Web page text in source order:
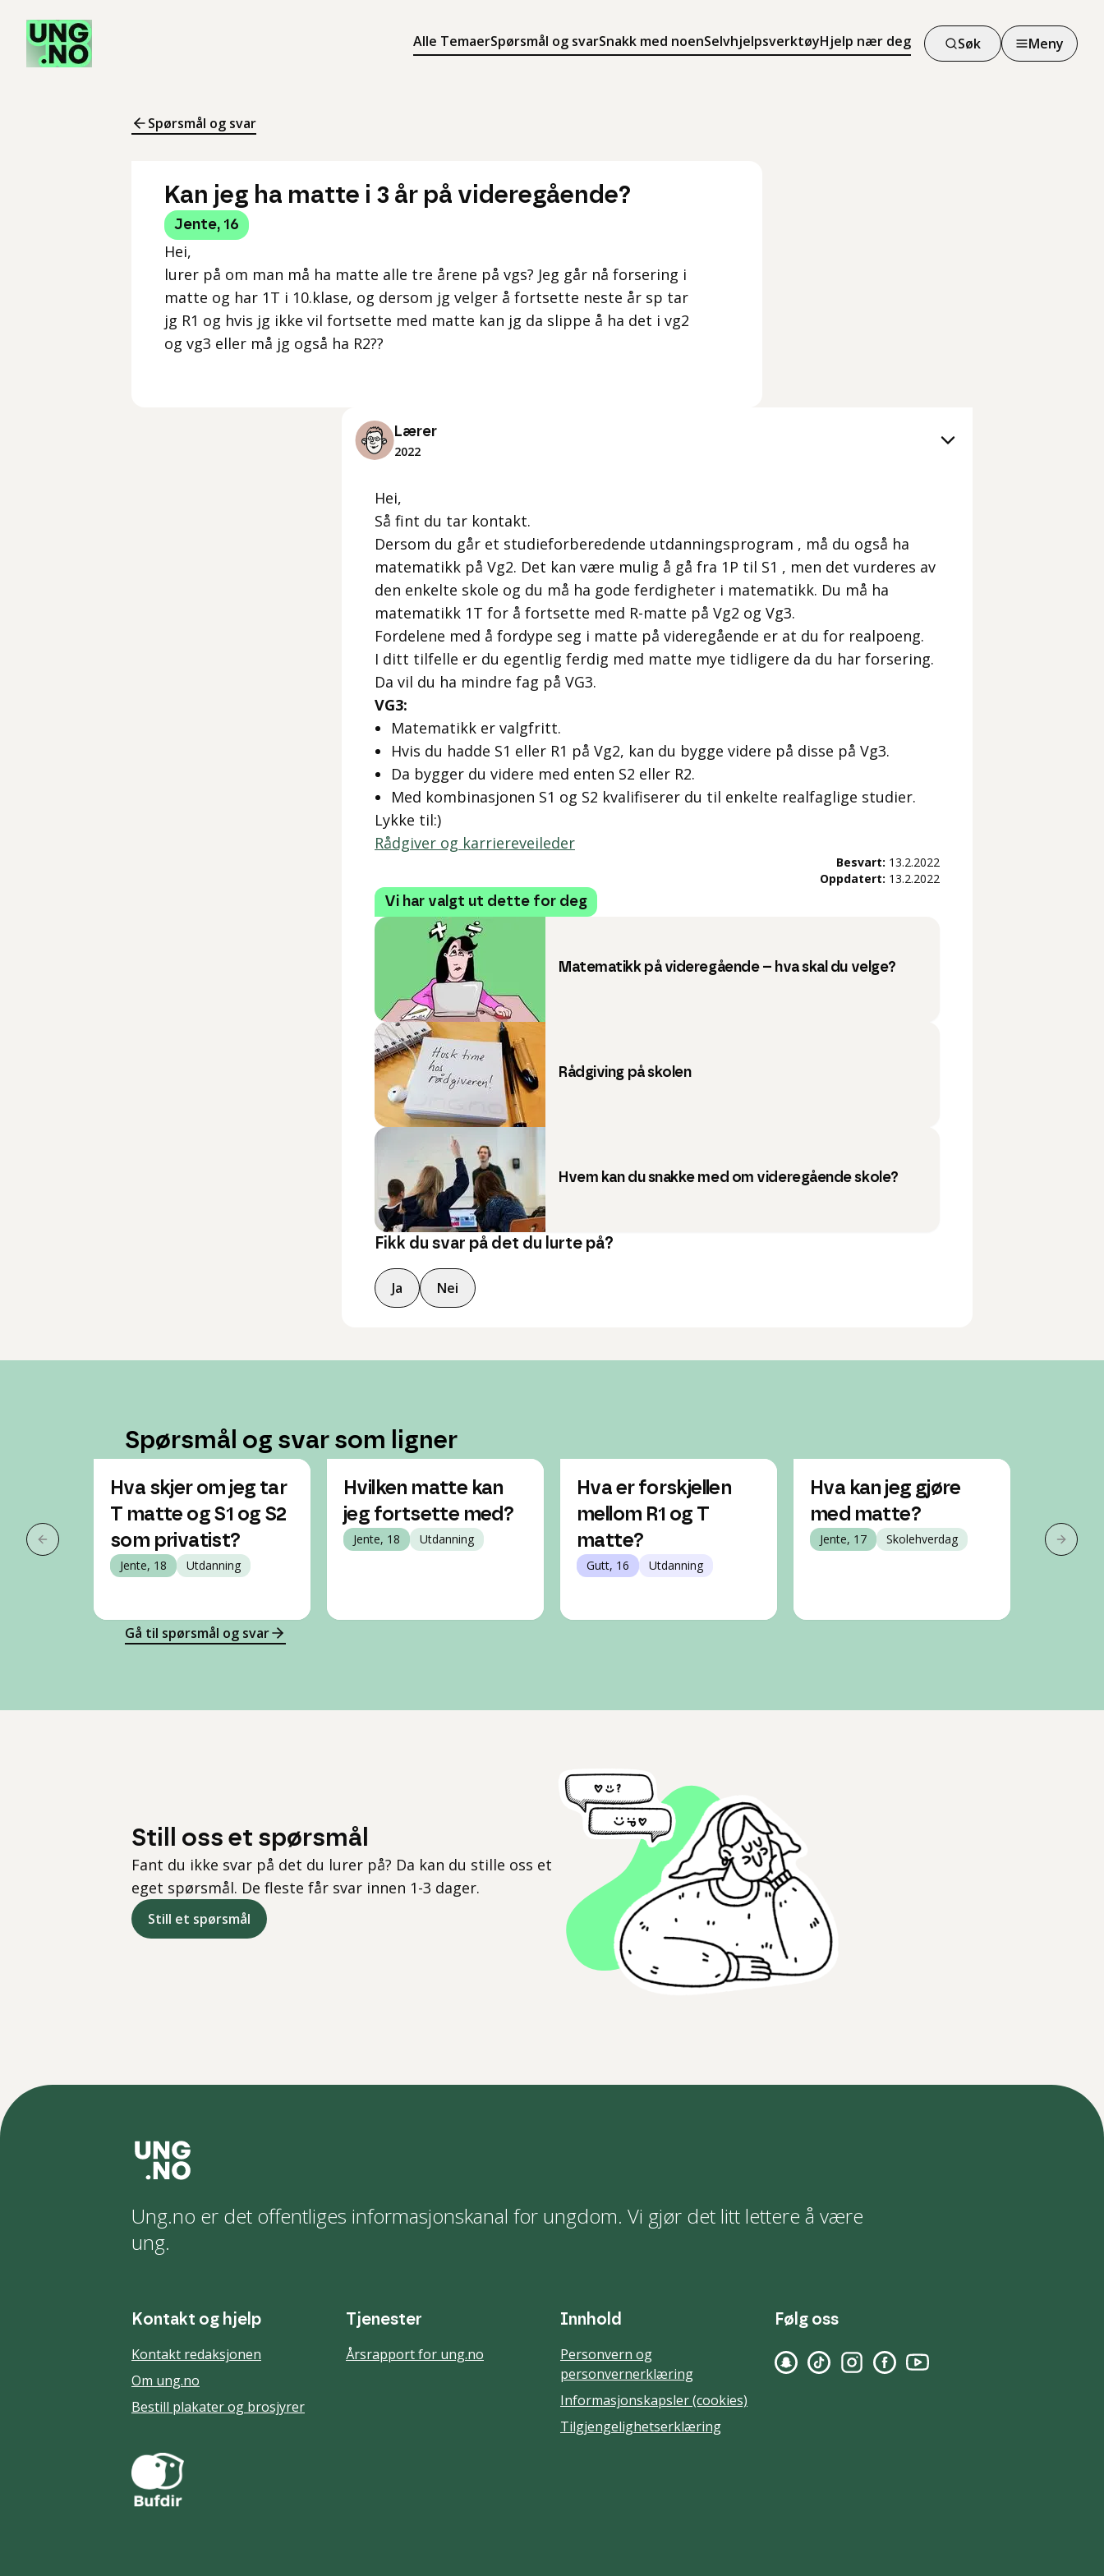
Alle TemaerSpørsmål og svarSnakk med noenSelvhjelpsverktøyHjelp nær deg
Søk
Søk
Meny
Meny
Spørsmål og svar
Kan jeg ha matte i 3 år på videregående?
Jente, 16
Hei,
lurer på om man må ha matte alle tre årene på vgs? Jeg går nå forsering i
matte og har 1T i 10.klase, og dersom jg velger å fortsette neste år sp tar
jg R1 og hvis jg ikke vil fortsette med matte kan jg da slippe å ha det i vg2
og vg3 eller må jg også ha R2??
Lærer
2022
Hei,
Så fint du tar kontakt.
Dersom du går et studieforberedende utdanningsprogram , må du også ha
matematikk på Vg2. Det kan være mulig å gå fra 1P til S1 , men det vurderes av
den enkelte skole og du må ha gode ferdigheter i matematikk. Du må ha
matematikk 1T for å fortsette med R-matte på Vg2 og Vg3.
Fordelene med å fordype seg i matte på videregående er at du for realpoeng.
I ditt tilfelle er du egentlig ferdig med matte mye tidligere da du har forsering.
Da vil du ha mindre fag på VG3.
VG3:
Matematikk er valgfritt.
Hvis du hadde S1 eller R1 på Vg2, kan du bygge videre på disse på Vg3.
Da bygger du videre med enten S2 eller R2.
Med kombinasjonen S1 og S2 kvalifiserer du til enkelte realfaglige studier.
Lykke til:)
Rådgiver og karriereveileder
Besvart: 13.2.2022
Oppdatert: 13.2.2022
Vi har valgt ut dette for deg
Matematikk på videregående – hva skal du velge?
Rådgiving på skolen
Hvem kan du snakke med om videregående skole?
Fikk du svar på det du lurte på?
Ja Nei
Spørsmål og svar som ligner
Forrige slide
Hva skjer om jeg tar
T matte og S1 og S2
som privatist?
Jente, 18 Utdanning
Hvilken matte kan
jeg fortsette med?
Jente, 18 Utdanning
Hva er forskjellen
mellom R1 og T
matte?
Gutt, 16 Utdanning
Hva kan jeg gjøre
med matte?
Jente, 17 Skolehverdag
jeg da
Neste
Gå til spørsmål og svar
Still oss et spørsmål
Fant du ikke svar på det du lurer på? Da kan du stille oss et
eget spørsmål. De fleste får svar innen 1-3 dager.
Still et spørsmål
Ung.no er det offentliges informasjonskanal for ungdom. Vi gjør det litt lettere å være
ung.
Kontakt og hjelp
Kontakt redaksjonen
Om ung.no
Bestill plakater og brosjyrer
Tjenester
Årsrapport for ung.no
Innhold
Personvern og
personvernerklæring
Informasjonskapsler (cookies)
Tilgjengelighetserklæring
Følg oss